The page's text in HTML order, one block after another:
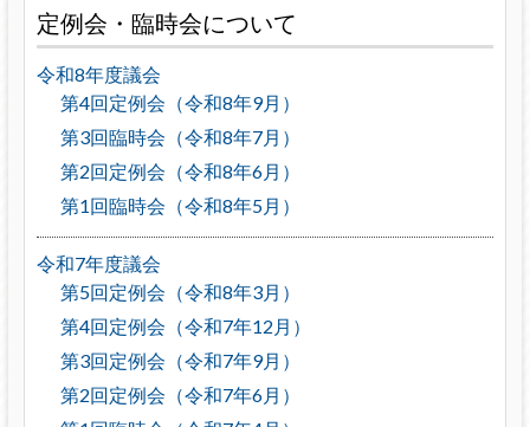
定例会・臨時会について
令和8年度議会
第4回定例会（令和8年9月）
第3回臨時会（令和8年7月）
第2回定例会（令和8年6月）
第1回臨時会（令和8年5月）
令和7年度議会
第5回定例会（令和8年3月）
第4回定例会（令和7年12月）
第3回定例会（令和7年9月）
第2回定例会（令和7年6月）